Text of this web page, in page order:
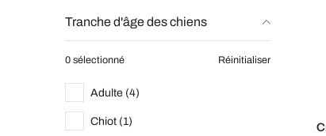
Tranche d'âge des chiens
0 sélectionné Réinitialiser
Adulte (4)
Chiot (1)